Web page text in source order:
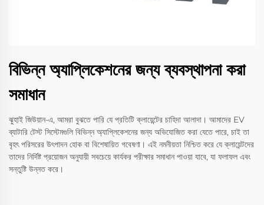
বিভিন্ন অ্যাপ্লিকেশনের জন্য ব্যবস্থাপনা করা
সমাধান
ঝুহাই জিউয়ান-এ, আমরা বুঝতে পারি যে প্রতিটি ক্লায়েন্টের চাহিদা আলাদা। আমাদের EV
ব্যাটারি টেস্ট সিস্টেমগুলি বিভিন্ন অ্যাপ্লিকেশনের জন্য অভিযোজিত করা যেতে পারে, চাই তা
বৃহৎ পরিসরের উৎপাদন হোক বা বিশেষায়িত গবেষণা। এই নমনীয়তা নিশ্চিত করে যে ক্লায়েন্টদের
তাদের নির্দিষ্ট প্রয়োজন অনুযায়ী সবচেয়ে কার্যকর পরীক্ষার সমাধান পাওয়া যাবে, যা ফলাফল এবং
সন্তুষ্টি উন্নত করে।